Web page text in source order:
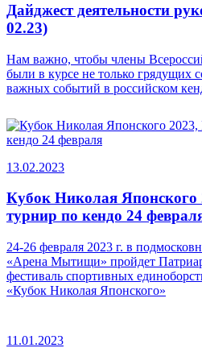
Дайджест деятельности
02.23)
Нам важно, чтобы члены
были в курсе не только грядущих
важных событий в российском
13.02.2023
Кубок Николая Японского
турнир по кендо 24
24-26 февраля 2023 г. в
«Арена Мытищи» пройдет
фестиваль спортивных
«Кубок Николая Японского»
11.01.2023